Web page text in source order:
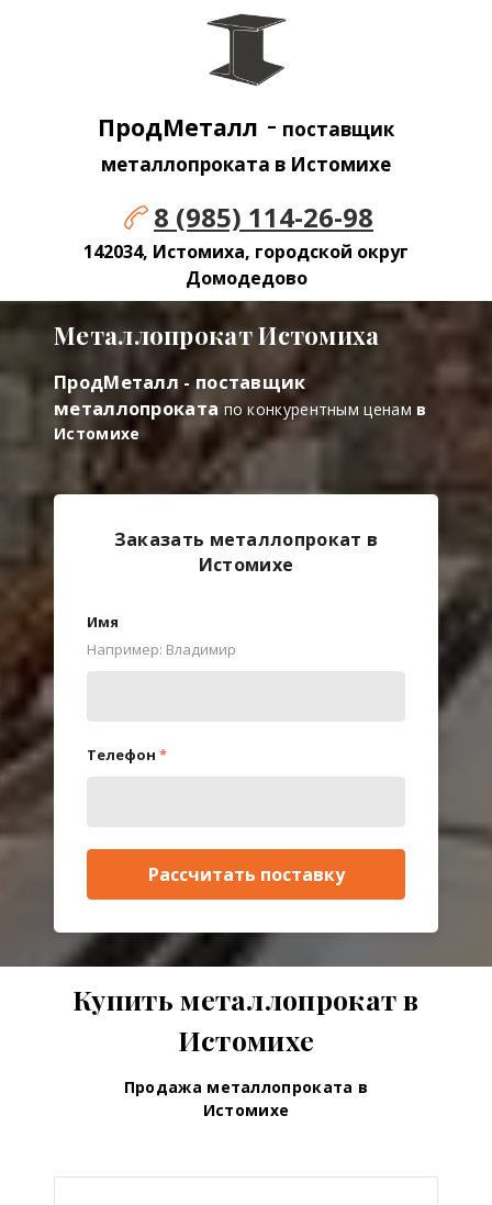
ПродМеталл - поставщик
металлопроката в Истомихе
8 (985) 114-26-98
142034, Истомиха, городской округ
Домодедово
Металлопрокат Истомиха
ПродМеталл - поставщик
металлопроката по конкурентным ценам в
Истомихе
Заказать металлопрокат в
Истомихе
Имя
Например: Владимир
Телефон *
Рассчитать поставку
Купить металлопрокат в
Истомихе
Продажа металлопроката в
Истомихе